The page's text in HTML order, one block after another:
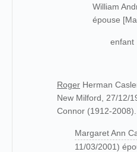
William
épouse
enfant
Roger Herman
New Milford, 27/12/
Connor (1912-
Margaret Ann
11/03/2001)